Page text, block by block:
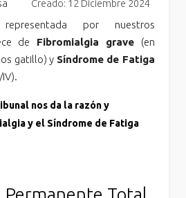
Creado: 12 Diciembre 2024
por nuestros
de Fibromialgia grave (en
gatillo) y Síndrome de Fatiga
nos da la razón y
y el Síndrome de Fatiga